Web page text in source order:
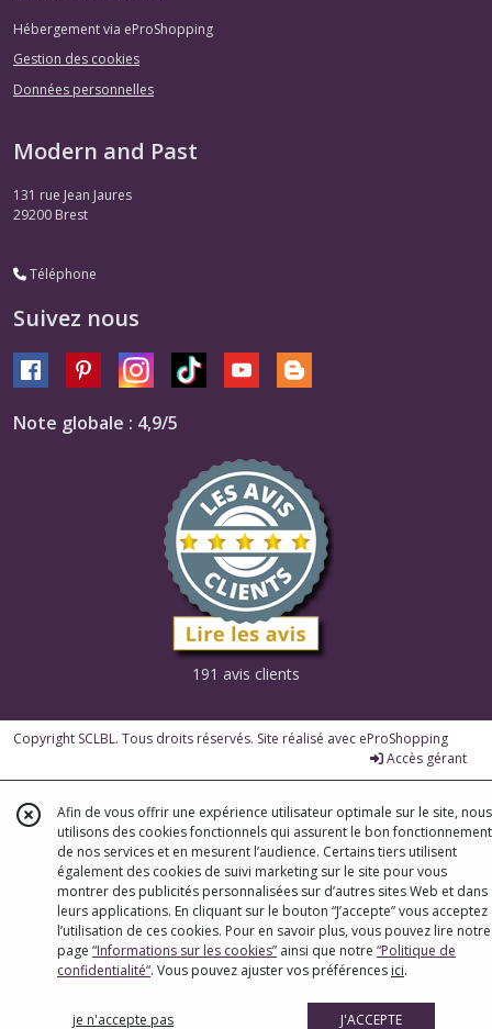
Hébergement via eProShopping
Gestion des cookies
Données personnelles
Modern and Past
131 rue Jean Jaures
29200 Brest
Téléphone
Suivez nous
Note globale : 4,9/5
191 avis clients
Copyright SCLBL. Tous droits réservés. Site réalisé avec eProShopping
Accès gérant
Afin de vous offrir une expérience utilisateur optimale sur le site, nous
utilisons des cookies fonctionnels qui assurent le bon fonctionnement
de nos services et en mesurent l’audience. Certains tiers utilisent
également des cookies de suivi marketing sur le site pour vous
montrer des publicités personnalisées sur d’autres sites Web et dans
leurs applications. En cliquant sur le bouton “J’accepte” vous acceptez
l’utilisation de ces cookies. Pour en savoir plus, vous pouvez lire notre
page “Informations sur les cookies” ainsi que notre “Politique de
confidentialité“. Vous pouvez ajuster vos préférences ici.
je n'accepte pas J'ACCEPTE